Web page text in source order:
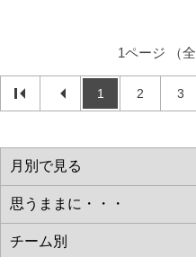
1ページ （
1 2 3